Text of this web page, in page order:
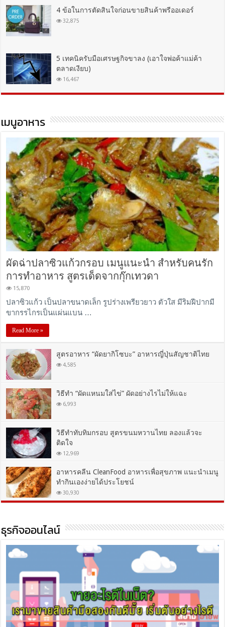
4 ข้อในการตัดสินใจก่อนขายสินค้าพรีออเดอร์
32,875
5 เทคนิครับมือเศรษฐกิจขาลง (เอาใจพ่อค้าแม่ค้า
ตลาดเงียบ)
16,467
เมนูอาหาร
ผัดฉ่าปลาซิวแก้วกรอบ เมนูแนะนำ สำหรับคนรัก
การทำอาหาร สูตรเด็ดจากกุ๊กเทวดา
15,870
ปลาซิวแก้ว เป็นปลาขนาดเล็ก รูปร่างเพรียวยาว ตัวใส มีริมฝีปากมี
ขากรรไกรเป็นแผ่นแบน …
Read More »
สูตรอาหาร “ผัดยากิโซบะ” อาหารญี่ปุ่นสัญชาติไทย
4,585
วิธีทำ “ผัดแหนมใส่ไข่” ผัดอย่างไรไม่ให้แฉะ
6,993
วิธีทำทับทิมกรอบ สูตรขนมหวานไทย ลองแล้วจะ
ติดใจ
12,969
อาหารคลีน CleanFood อาหารเพื่อสุขภาพ แนะนำเมนู
ทำกินเองง่ายได้ประโยชน์
30,930
ธุรกิจออนไลน์